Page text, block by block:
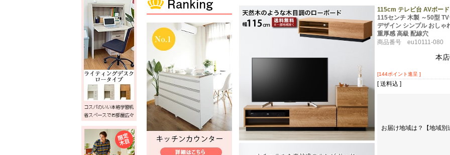
115cm テレビ台 AVボー
115センチ 木製 ～50型
デザイン シンプル おしゃ
重厚感 高級 配線穴
商品番号 eu10111-080
本
[144ポイント進呈 ]
[ 送料込 ]
お届け地域は？【地域別